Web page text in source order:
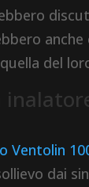
del
Ventolin
dai